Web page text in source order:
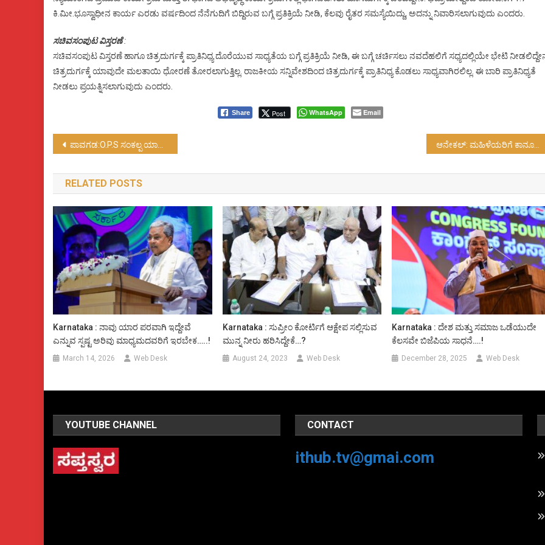
ಕಿ.ಮೀ.ಭೂಸ್ವಾಧೀನ ಕಾರ್ಯ ಎರಡು ವರ್ಷದಿಂದ ನೆನೆಗುದಿಗೆ ಬಿದ್ದಿರುವ ಬಗ್ಗೆ ಪ್ರತಿಕ್ರಿಯೆ ನೀಡಿ, ಕೆಲವು ರೈತರ ಸಮಸ್ಯೆಯಿದ್ದು, ಅದನ್ನು ನಿವಾರಿಸಲಾಗುವುದು ಎಂದರು.
ಸಚಿವಸಂಪುಟ ವಿಸ್ತರಣೆ:
ಸಚಿವಸಂಪುಟ ವಿಸ್ತರಣೆ ಹಾಗೂ ಚಿತ್ರದುರ್ಗಕ್ಕೆ ಪ್ರಾತಿನಿಧ್ಯ ದೊರೆಯುವ ಸಾಧ್ಯತೆಯ ಬಗ್ಗೆ ಪ್ರತಿಕ್ರಿಯೆ ನೀಡಿ, ಈ ಬಗ್ಗೆ ಚರ್ಚಿಸಲು ನವದೆಹಲಿಗೆ ಸಧ್ಯದಲ್ಲಿಯೇ ಭೇಟಿ
ಚಿತ್ರದುರ್ಗಕ್ಕೆ ಯಾವುದೇ ಮಲತಾಯಿ ಧೋರಣೆ ತೋರಲಾಗುತ್ತಿಲ್ಲ. ರಾಜಕೀಯ ಸನ್ನಿವೇಶದಿಂದ ಚಿತ್ರದುರ್ಗಕ್ಕೆ ಪ್ರಾತಿನಿಧ್ಯ ಕೊಡಲು ಸಾಧ್ಯವಾಗಿರಲಿಲ್ಲ. ಈ ಬಾರಿ ಪ್ರಾತಿನಿಧ್ಯತೆ
ನೀಡಲು ಪ್ರಯತ್ನಿಸಲಾಗುವುದು ಎಂದರು.
Share Post WhatsApp Email
Post
navigation
ಪಾವಗಡ:O.P.S ಸಂಕಲ್ಪ ಯಾತ್ರೆಗೆ ಚಾಲನೆ……
RELATED POSTS
Karnataka : ನಾವು ಯಾರ ಪರವಾಗಿ ಇದ್ದೇವೆ
ಎನ್ನುವ ಸ್ಪಷ್ಟ ಅರಿವು ಮಾಧ್ಯಮದವರಿಗೆ ಇರಬೇಕ…..!
March 14, 2026 Web Desk
Karnataka : ಸುಪ್ರೀಂ ಕೋರ್ಟಿಗೆ ಆಕ್ಷೇಪ ಸಲ್ಲಿಸುವ
ಮುನ್ನ ನೀರು ಹರಿಸಿದ್ದೇಕೆ…?
August 24, 2023 Web Desk
Karnataka : ದೇಶ ಮತ್ತು ಸಮಾಜ ಒಡೆಯುದೇ
ಕೆಲಸವೇ ಬಿಜೆಪಿಯ ಸಾಧನೆ….!
December 28, 2025 Web Desk
YOUTUBE CHANNEL CONTACT
ithub.tv@gmai.com